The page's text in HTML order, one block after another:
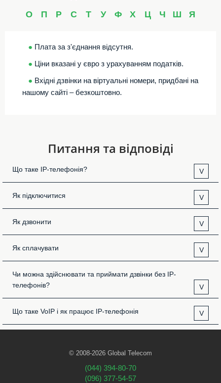
О
П Р С Т У Ф Х Ц Ч Ш Я
● Плата за з'єднання відсутня.
● Ціни вказані у євро з урахуванням податків.
● Вхідні дзвінки на віртуальні номери, придбані на
нашому сайті – безкоштовно.
Питання та відповіді
Що таке IP-телефонія? V
Як підключитися V
Як дзвонити V
Як сплачувати V
Чи можна здійснювати та приймати дзвінки без IP-
телефонів?
V
Що таке VoIP і як працює IP-телефонія V
© 2008-2026 Global Telecom
(044) 394-80-70
(096) 377-54-57